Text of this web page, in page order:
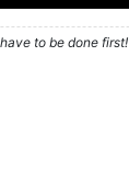
to be done first!